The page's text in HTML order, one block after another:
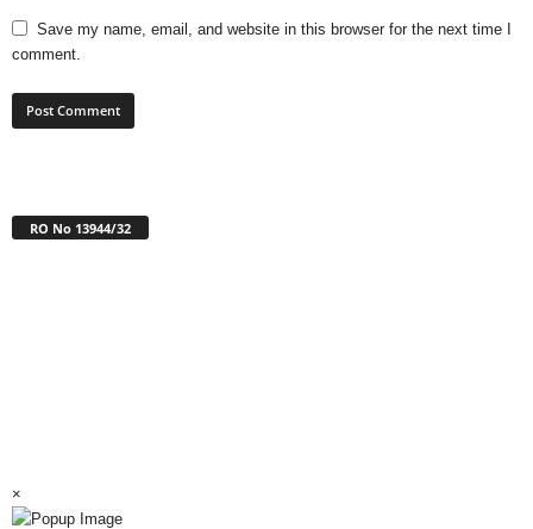
Save my name, email, and website in this browser for the next time I
comment.
RO No 13944/32
×